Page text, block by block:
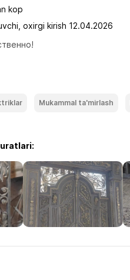
kop
oxirgi kirish 12.04.2026
Mukammal ta'mirlash